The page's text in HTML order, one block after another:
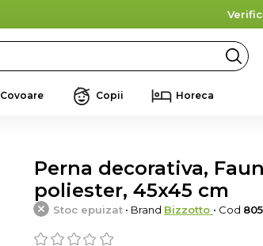
Covoare Copii Horeca
Perna decorativa,
poliester, 45x45 cm
Stoc epuizat • Brand Bizzotto • Cod